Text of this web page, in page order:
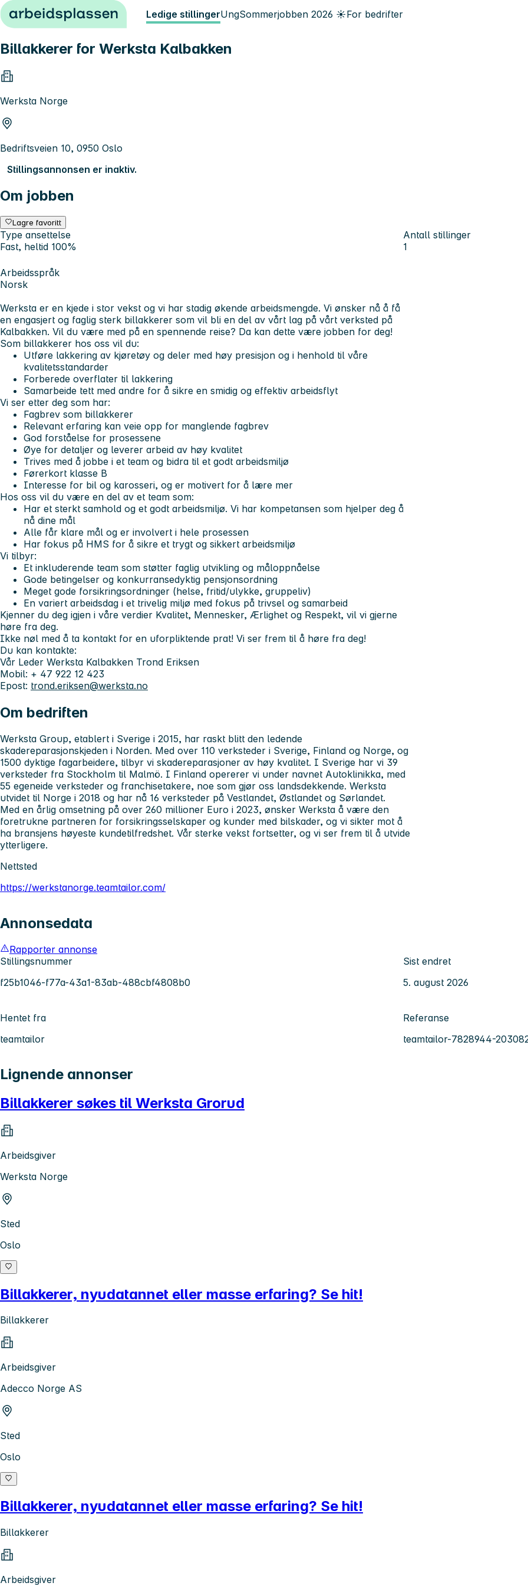
Hopp til innhold Ledige stillingerUngSommerjobben 2026 ☀️For bedrifter
Billakkerer for Werksta Kalbakken
Werksta Norge
Bedriftsveien 10, 0950 Oslo
Stillingsannonsen er inaktiv.
Om jobben
Lagre favoritt
Type ansettelse
Fast, heltid 100%
Antall stillinger
1
Arbeidsspråk
Norsk
Werksta er en kjede i stor vekst og vi har stadig økende arbeidsmengde. Vi ønsker nå å få
en engasjert og faglig sterk billakkerer som vil bli en del av vårt lag på vårt verksted på
Kalbakken. Vil du være med på en spennende reise? Da kan dette være jobben for deg!
Som billakkerer hos oss vil du:
Utføre lakkering av kjøretøy og deler med høy presisjon og i henhold til våre
kvalitetsstandarder
Forberede overflater til lakkering
Samarbeide tett med andre for å sikre en smidig og effektiv arbeidsflyt
Vi ser etter deg som har:
Fagbrev som billakkerer
Relevant erfaring kan veie opp for manglende fagbrev
God forståelse for prosessene
Øye for detaljer og leverer arbeid av høy kvalitet
Trives med å jobbe i et team og bidra til et godt arbeidsmiljø
Førerkort klasse B
Interesse for bil og karosseri, og er motivert for å lære mer
Hos oss vil du være en del av et team som:
Har et sterkt samhold og et godt arbeidsmiljø. Vi har kompetansen som hjelper deg å
nå dine mål
Alle får klare mål og er involvert i hele prosessen
Har fokus på HMS for å sikre et trygt og sikkert arbeidsmiljø
Vi tilbyr:
Et inkluderende team som støtter faglig utvikling og måloppnåelse
Gode betingelser og konkurransedyktig pensjonsordning
Meget gode forsikringsordninger (helse, fritid/ulykke, gruppeliv)
En variert arbeidsdag i et trivelig miljø med fokus på trivsel og samarbeid
Kjenner du deg igjen i våre verdier Kvalitet, Mennesker, Ærlighet og Respekt, vil vi gjerne
høre fra deg.
Ikke nøl med å ta kontakt for en uforpliktende prat! Vi ser frem til å høre fra deg!
Du kan kontakte:
Vår Leder Werksta Kalbakken Trond Eriksen
Mobil: + 47 922 12 423
Epost: trond.eriksen@werksta.no
Om bedriften
Werksta Group, etablert i Sverige i 2015, har raskt blitt den ledende
skadereparasjonskjeden i Norden. Med over 110 verksteder i Sverige, Finland og Norge, og
1500 dyktige fagarbeidere, tilbyr vi skadereparasjoner av høy kvalitet. I Sverige har vi 39
verksteder fra Stockholm til Malmö. I Finland opererer vi under navnet Autoklinikka, med
55 egeneide verksteder og franchisetakere, noe som gjør oss landsdekkende. Werksta
utvidet til Norge i 2018 og har nå 16 verksteder på Vestlandet, Østlandet og Sørlandet.
Med en årlig omsetning på over 260 millioner Euro i 2023, ønsker Werksta å være den
foretrukne partneren for forsikringsselskaper og kunder med bilskader, og vi sikter mot å
ha bransjens høyeste kundetilfredshet. Vår sterke vekst fortsetter, og vi ser frem til å utvide
ytterligere.
Nettsted
https://werkstanorge.teamtailor.com/
Annonsedata
Rapporter annonse
Stillingsnummer
f25b1046-f77a-43a1-83ab-488cbf4808b0
Sist endret
5. august 2026
Hentet fra
teamtailor
Referanse
teamtailor-7828944-
Lignende annonser
Billakkerer søkes til Werksta Grorud
Arbeidsgiver
Werksta Norge
Sted
Oslo
Billakkerer, nyudatannet eller masse erfaring? Se hit!
Billakkerer
Arbeidsgiver
Adecco Norge AS
Sted
Oslo
Billakkerer, nyudatannet eller masse erfaring? Se hit!
Billakkerer
Arbeidsgiver